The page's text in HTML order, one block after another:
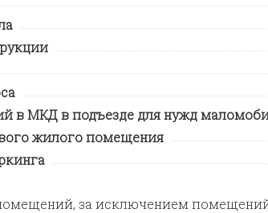
в МКД в подъезде для нужд
жилого помещения
за исключением